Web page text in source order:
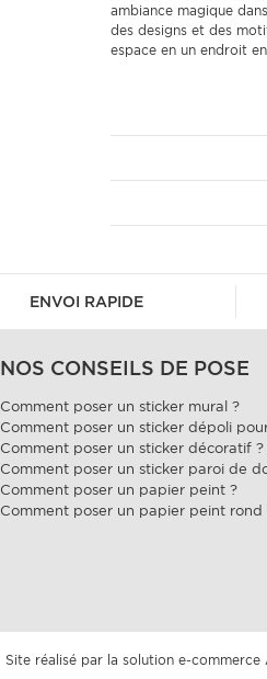
ambiance magique
des designs et des
espace en un endroit
ENVOI RAPIDE
NOS CONSEILS DE POSE
Comment poser un sticker mural ?
Comment poser un sticker dépoli
Comment poser un sticker décoratif ?
Comment poser un sticker paroi de
Comment poser un papier peint ?
Comment poser un papier peint rond
Site réalisé par la solution e-commerce